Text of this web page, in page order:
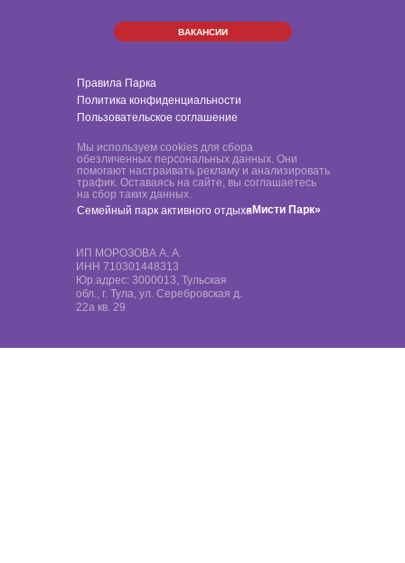
Правила Парка
Политика конфиденциальности
Пользовательское соглашение
ИП МОРОЗОВА А. А.
ИНН 710301448313
Юр.адрес: 3000013, Тульская
обл., г. Тула, ул. Серебровская д.
22а кв. 29
Семейный парк активного отдыха
Мы используем cookies для сбора
обезличенных персональных данных. Они
помогают настраивать рекламу и анализировать
трафик. Оставаясь на сайте, вы соглашаетесь
на сбор таких данных.
«Мисти Парк»
ВАКАНСИИ